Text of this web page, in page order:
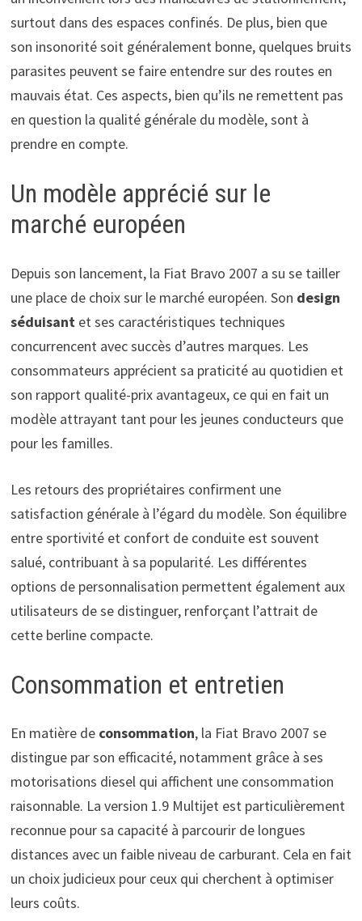
surtout dans des espaces confinés. De plus, bien que
son insonorité soit généralement bonne, quelques bruits
parasites peuvent se faire entendre sur des routes en
mauvais état. Ces aspects, bien qu’ils ne remettent pas
en question la qualité générale du modèle, sont à
prendre en compte.
Un modèle apprécié sur le
marché européen
Depuis son lancement, la Fiat Bravo 2007 a su se tailler
une place de choix sur le marché européen. Son design
séduisantet ses caractéristiques techniques
concurrencent avec succès d’autres marques. Les
consommateurs apprécient sa praticité au quotidien et
son rapport qualité-prix avantageux, ce qui en fait un
modèle attrayant tant pour les jeunes conducteurs que
pour les familles.
Les retours des propriétaires confirment une
satisfaction générale à l’égard du modèle. Son équilibre
entre sportivité et confort de conduite est souvent
salué, contribuant à sa popularité. Les différentes
options de personnalisation permettent également aux
utilisateurs de se distinguer, renforçant l’attrait de
cette berline compacte.
Consommation et entretien
En matière de consommation, la Fiat Bravo 2007 se
distingue par son efficacité, notamment grâce à ses
motorisations diesel qui affichent une consommation
raisonnable. La version 1.9 Multijet est particulièrement
reconnue pour sa capacité à parcourir de longues
distances avec un faible niveau de carburant. Cela en fait
un choix judicieux pour ceux qui cherchent à optimiser
leurs coûts.